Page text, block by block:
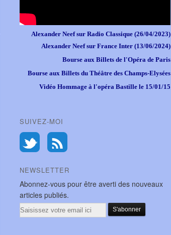
Alexander Neef sur Radio Classique (26/04/2023)
Alexander Neef sur France Inter (13/06/2024)
Bourse aux Billets de l'Opéra de Paris
Bourse aux Billets du Théâtre des Champs-Elysées
Vidéo Hommage à l'opéra Bastille le 15/01/15
SUIVEZ-MOI
NEWSLETTER
Abonnez-vous pour être averti des nouveaux
articles publiés.
Email